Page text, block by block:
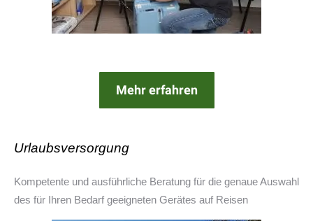
Mehr erfahren
Urlaubsversorgung
Kompetente und ausführliche Beratung für die genaue Auswahl
des für Ihren Bedarf geeigneten Gerätes auf Reisen